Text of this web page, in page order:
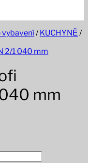
vybavení/ KUCHYNĚ /
mm